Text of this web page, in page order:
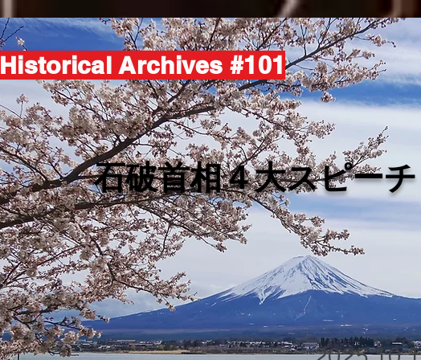
Historical Archives #101
​石破首相４大スピーチ